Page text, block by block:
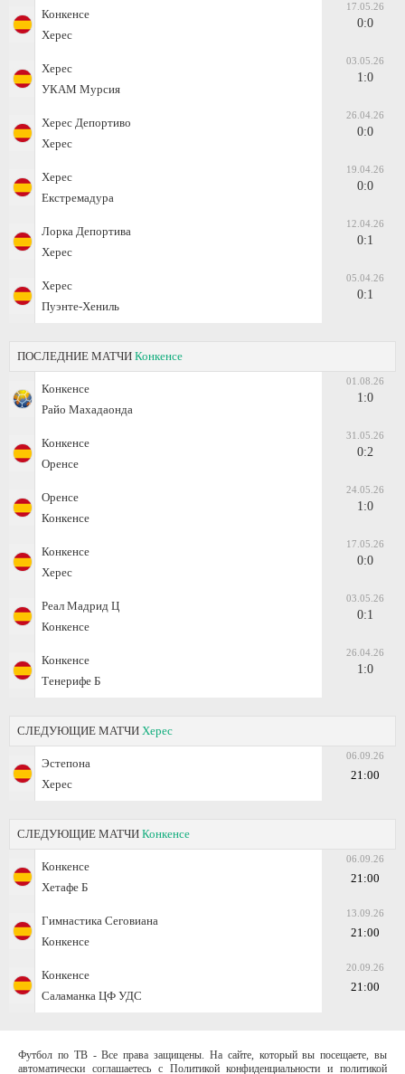
Конкенсе
Херес
17.05.26
0:0
Херес
УКАМ Мурсия
03.05.26
1:0
Херес Депортиво
Херес
26.04.26
0:0
Херес
Екстремадура
19.04.26
0:0
Лорка Депортива
Херес
12.04.26
0:1
Херес
Пуэнте-Хениль
05.04.26
0:1
ПОСЛЕДНИЕ МАТЧИ Конкенсе
Конкенсе
Райо Махадаонда
01.08.26
1:0
Конкенсе
Оренсе
31.05.26
0:2
Оренсе
Конкенсе
24.05.26
1:0
Конкенсе
Херес
17.05.26
0:0
Реал Мадрид Ц
Конкенсе
03.05.26
0:1
Конкенсе
Тенерифе Б
26.04.26
1:0
СЛЕДУЮЩИЕ МАТЧИ Херес
Эстепона
Херес
06.09.26
21:00
СЛЕДУЮЩИЕ МАТЧИ Конкенсе
Конкенсе
Хетафе Б
06.09.26
21:00
Гимнастика Сеговиана
Конкенсе
13.09.26
21:00
Конкенсе
Саламанка ЦФ УДС
20.09.26
21:00
Футбол по ТВ - Все права защищены. На сайте, который вы посещаете, вы
автоматически соглашаетесь с Политикой конфиденциальности и политикой